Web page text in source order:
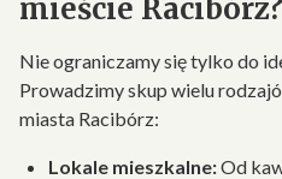
mieście Racibórz?
Nie ograniczamy się tylko do
Prowadzimy skup wielu
miasta Racibórz:
Lokale mieszkalne:Od